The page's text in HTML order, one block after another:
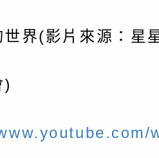
坊」
作坊」活動
心（國立羅
「115年度
推薦實施計
市政府LED
託播圖片
市政府LED
年「春遊
市政府家庭
世界(影片來源：星
)